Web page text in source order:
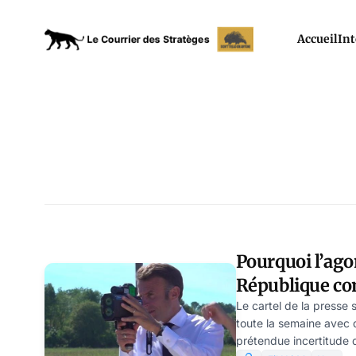
Accueil
Pourquoi
République
20h
Le cartel de la presse
toute la semaine avec
prétendue incertitude